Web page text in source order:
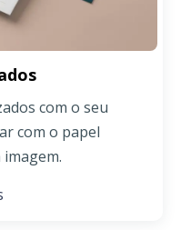
com o seu
com o papel